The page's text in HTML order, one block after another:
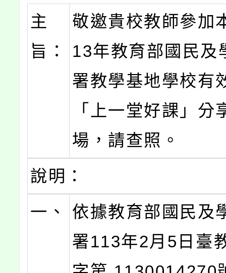
主
旨：
敬邀貴校教師參加
13年教育部國民及
署教學基地學校有
「上一堂好課」分
場，請查照。
說明：
一、
依據教育部國民及
署113年2月5日臺